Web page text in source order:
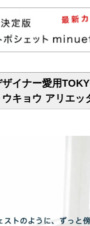
ザイナー愛用
キョウ アリエッ